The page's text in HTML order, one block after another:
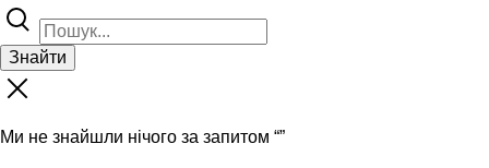
Знайти
Ми не знайшли нічого за запитом “”